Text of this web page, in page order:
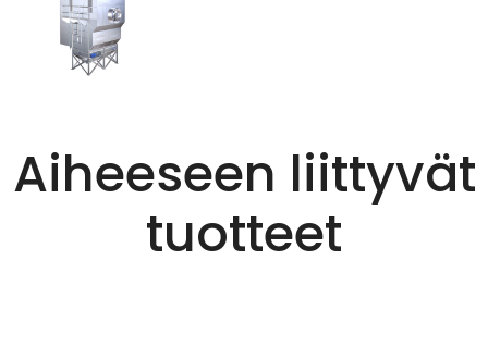
Aiheeseen liittyvät
tuotteet